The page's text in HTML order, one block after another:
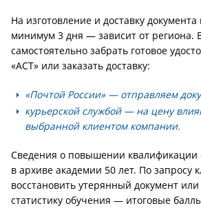
На изготовление и доставку
минимум 3 дня — зависит от региона.
самостоятельно забрать готовое
«АСТ» или заказать доставку:
«Почтой России» — отправляем
курьерской службой — на цену
выбранной клиентом компании.
Сведения о повышении квалификации
в архиве академии 50 лет. По запросу
восстановить утерянный документ
статистику обучения — итоговые